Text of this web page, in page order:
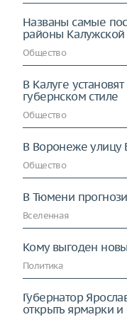
Названы самые
районы Калужской
Общество
В Калуге
губернском стиле
Общество
В Воронеже улицу
Общество
В Тюмени
Вселенная
Кому выгоден
Политика
Губернатор
открыть ярмарки и